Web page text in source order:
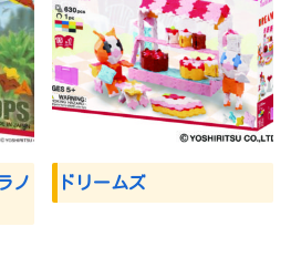
ノ
ドリームズ